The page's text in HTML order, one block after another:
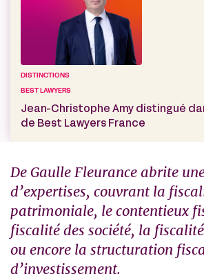
DISTINCTIONS
BEST LAWYERS
Jean-Christophe Amy distingué
de Best Lawyers France
De Gaulle Fleurance abrite
d’expertises, couvrant la
patrimoniale, le contentieux
fiscalité des société, la
ou encore la structuration
d’investissement.